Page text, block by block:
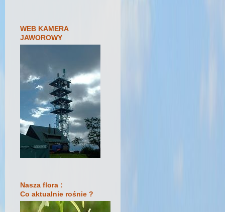
WEB KAMERA
JAWOROWY
Nasza flora :
Co aktualnie rośnie ?